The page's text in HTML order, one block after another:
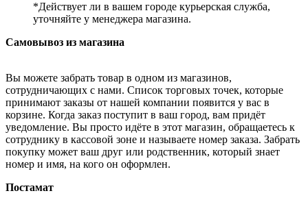
*Действует ли в вашем городе курьерская служба,
уточняйте у менеджера магазина.
Самовывоз из магазина
Вы можете забрать товар в одном из магазинов,
сотрудничающих с нами. Список торговых точек, которые
принимают заказы от нашей компании появится у вас в
корзине. Когда заказ поступит в ваш город, вам придёт
уведомление. Вы просто идёте в этот магазин, обращаетесь к
сотруднику в кассовой зоне и называете номер заказа. Забрать
покупку может ваш друг или родственник, который знает
номер и имя, на кого он оформлен.
Постамат